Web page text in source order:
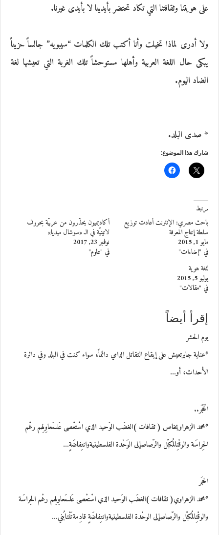
على هويتنا وثقافتنا التي تكاد تحتضر بأيدينا لا بأيدى غيرنا.
ولا أدرى لماذا تخيلت وأنا أكتب تلك الكلمات “سيبويه” جالساً حزيناً
يبكى حال اللغة العربية وأهلها مستوحشاً تلك الغربة التي تعيشها لغة
الضاد اليوم.
* صدى البلد.
شارك هذا الموضوع:
مرتبط
باحث مصري: الإنترنت أعادت توزيع
سلطة إنتاج المعرفة
مايو 1, 2015
في "إضاءات"
أكاديميون يحذّرون من عربيّة بحروف
لاتينيّة في الـ «سوشال ميديا»
نوفمبر 23, 2017
في "علوم"
لثغة هوية
يوليو 5, 2015
في "مقالات"
إقرأ أيضاً
يوم الحشر
*عناية جابرتعيش على إيقاع التقاتل الدامي دائماً، سواء كنت في البلد وفي دائرة
الأحداث، أو…
الْحَجَر..
*محمد الزهراويخاص ( ثقافات )الغضَب الوَحيد الذي اسْتعْصى عَلىمَعاوِلِهم رغْم
الحِراسَة والوقْتِالمُكبّل والرّصاصإلى الوَحْدة الفلسطينيةوانتِفاضَةٍ…
الحجَر
*محمد الزهراوي( ثقافات )الغضَب الوَحيد الذي اسْتعْصى عَلىمَعاوِلِهم رغْم الحِراسَة
والوقْتِالمُكبّل والرّصاصإلى الوحْدة الفلسطينيةوانتِفاضَةٍ قادِمةتَنْتابُني…